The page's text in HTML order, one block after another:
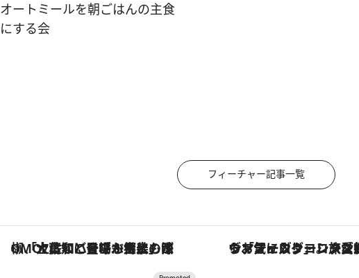
オートミールを朝ごはんの主食
にする会
フィーチャー記事一覧
「土佐和ハーブかき氷」がOMO7高知に登場！生姜、山椒、大葉など目にも舌にも涼を呼ぶ郷土の味